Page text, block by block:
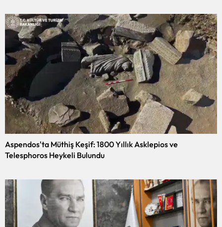
Aspendos'ta Müthiş Keşif: 1800 Yıllık Asklepios ve
Telesphoros Heykeli Bulundu